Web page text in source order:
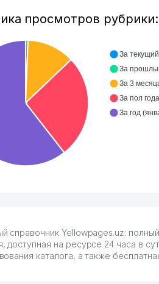
брали, но вяло.
дальше
12:45:39
просмотров
За текущий
За 3
За пол
справочник Yellowpages.uz:
доступная на ресурсе 24 часа в
каталога, а также